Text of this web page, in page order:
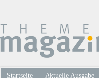
Startseite Aktuelle Ausgabe